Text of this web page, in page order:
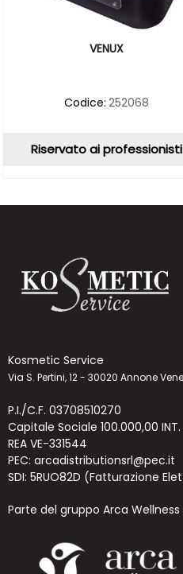
VENUX
Codice: 252068
Riservato ai professionisti
Kosmetic Service
Via S. Pertini, 12 - 30020 Annone
P.I./C.F. 03708510270
Capitale Sociale 100.000,00 INT.
REA VE-331544
PEC: arcadistributionsrl@pec.it
SDI: 5RUO82D (Fatturazione
Parte del gruppo Arca